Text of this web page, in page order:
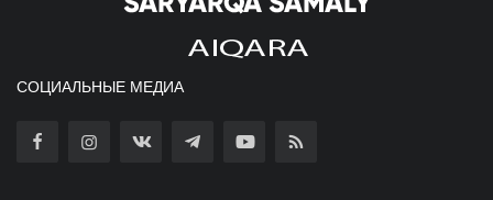
СОЦИАЛЬНЫЕ МЕДИА